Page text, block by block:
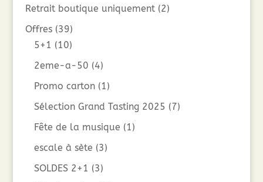
Retrait boutique uniquement (2)
Offres (39)
5+1 (10)
2eme-a-50 (4)
Promo carton (1)
Sélection Grand Tasting 2025 (7)
Fête de la musique (1)
escale à sète (3)
SOLDES 2+1 (3)